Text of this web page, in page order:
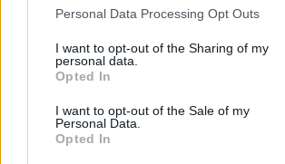
Please note that this website/app uses one
not limited to your visit or usage behaviour.
grant or deny consent to Google and its
use your data for below specified purposes
consent section.
Personal Data Processing Opt Outs
I want to opt-out of the Sharing of my
personal data.
Opted In
I want to opt-out of the Sale of my
Personal Data.
Opted In